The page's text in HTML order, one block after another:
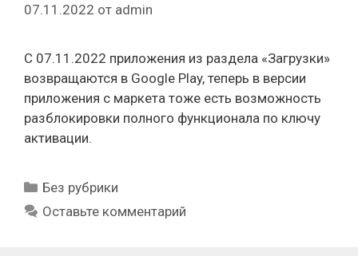
07.11.2022 от admin
C 07.11.2022 приложения из раздела «Загрузки»
возвращаются в Google Play, теперь в версии
приложения с маркета тоже есть возможность
разблокировки полного функционала по ключу
активации.
Рубрики
Без рубрики
Оставьте комментарий